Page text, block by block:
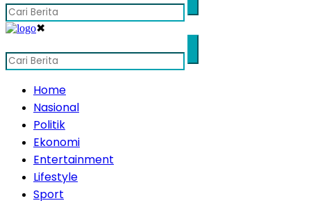
✖
Home
Nasional
Politik
Ekonomi
Entertainment
Lifestyle
Sport